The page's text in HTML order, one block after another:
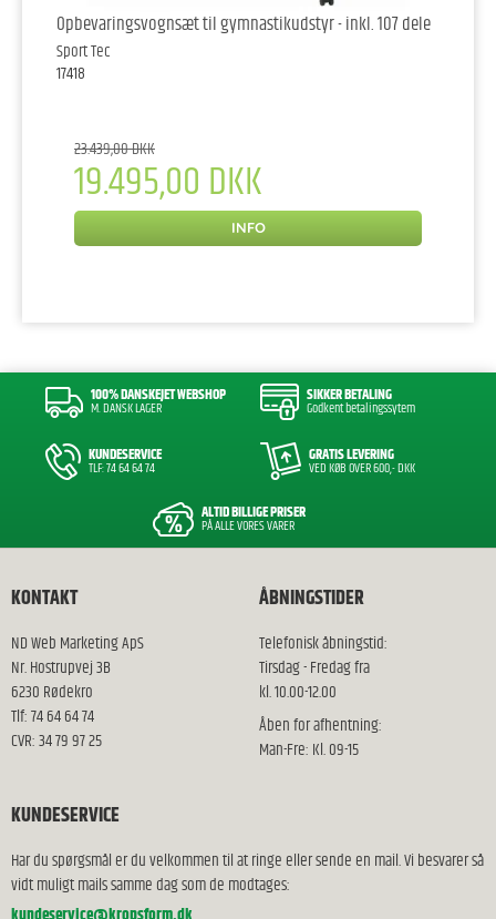
Opbevaringsvognsæt til gymnastikudstyr - inkl. 107 dele
Sport Tec
17418
23.439,00 DKK
19.495,00 DKK
INFO
100% DANSKEJET WEBSHOP
M. DANSK LAGER
SIKKER BETALING
Godkent betalingssytem
KUNDESERVICE
TLF: 74 64 64 74
GRATIS LEVERING
VED KØB OVER 600,- DKK
ALTID BILLIGE PRISER
PÅ ALLE VORES VARER
KONTAKT
ND Web Marketing ApS
Nr. Hostrupvej 3B
6230 Rødekro
Tlf: 74 64 64 74
CVR: 34 79 97 25
ÅBNINGSTIDER
Telefonisk åbningstid:
Tirsdag - Fredag fra
kl. 10.00-12.00
Åben for afhentning:
Man-Fre: Kl. 09-15
KUNDESERVICE
Har du spørgsmål er du velkommen til at ringe eller sende en mail. Vi besvarer så
vidt muligt mails samme dag som de modtages: